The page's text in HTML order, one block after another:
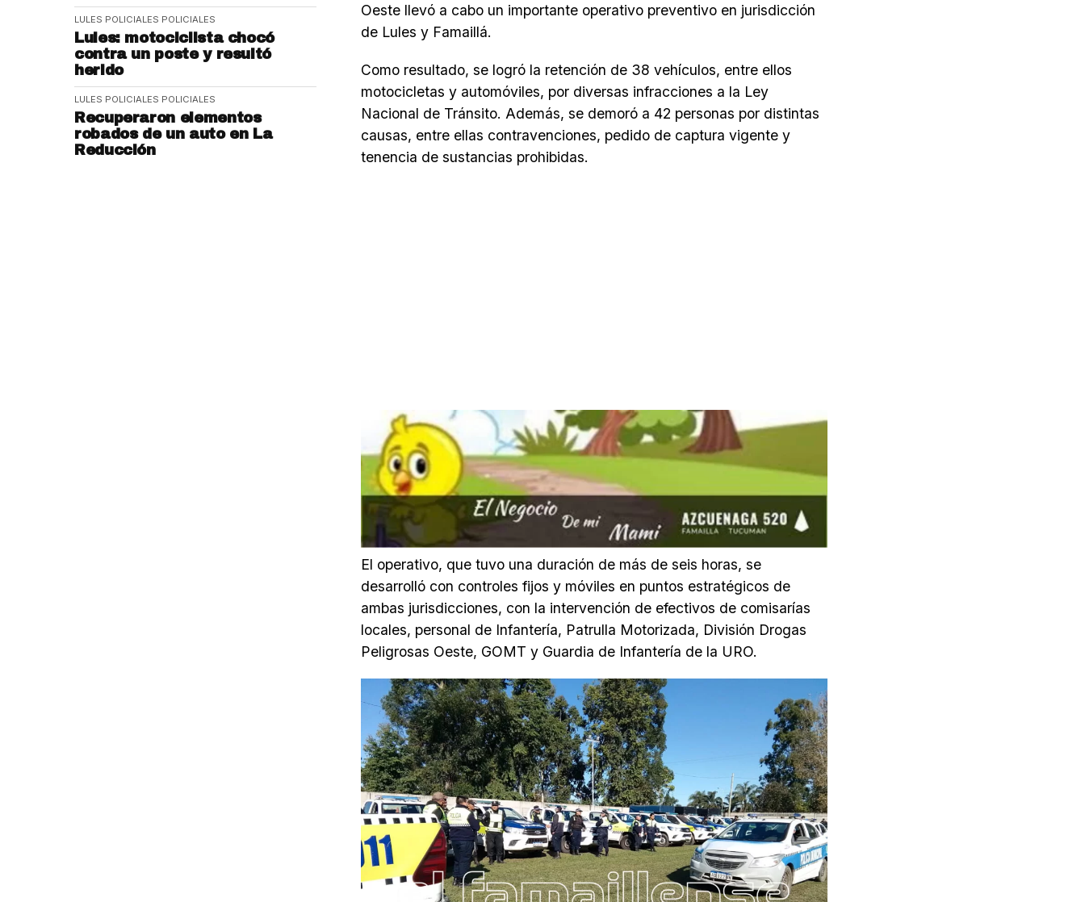
LULES POLICIALES POLICIALES
Lules: motociclista chocó
contra un poste y resultó
herido
LULES POLICIALES POLICIALES
Recuperaron elementos
robados de un auto en La
Reducción
Oeste llevó a cabo un importante operativo preventivo en jurisdicción
de Lules y Famaillá.
Como resultado, se logró la retención de 38 vehículos, entre ellos
motocicletas y automóviles, por diversas infracciones a la Ley
Nacional de Tránsito. Además, se demoró a 42 personas por distintas
causas, entre ellas contravenciones, pedido de captura vigente y
tenencia de sustancias prohibidas.
El operativo, que tuvo una duración de más de seis horas, se
desarrolló con controles fijos y móviles en puntos estratégicos de
ambas jurisdicciones, con la intervención de efectivos de comisarías
locales, personal de Infantería, Patrulla Motorizada, División Drogas
Peligrosas Oeste, GOMT y Guardia de Infantería de la URO.